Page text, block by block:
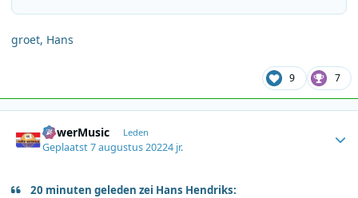
groet, Hans
9 7
PowerMusic Leden
Geplaatst7 augustus 20224 jr.
20 minuten geleden zei Hans Hendriks: